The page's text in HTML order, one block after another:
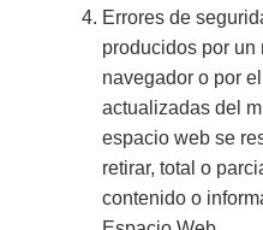
Errores de
producidos por un
navegador o por
actualizadas del
espacio web se
retirar, total o
contenido o